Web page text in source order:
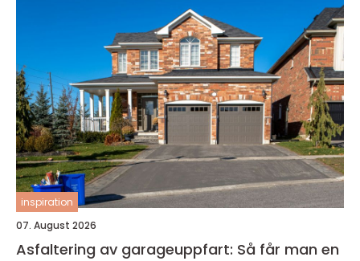
inspiration
07. August 2026
Asfaltering av garageuppfart: Så får man en